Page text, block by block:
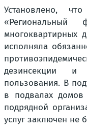
Установлено,
«Региональный
многоквартирных
исполняла
дезинсекции и
пользования. В
в подвалах
подрядной
услуг заключен не